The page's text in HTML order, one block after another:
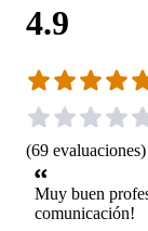
4.9
(69 evaluaciones)
Muy buen
comunicación!